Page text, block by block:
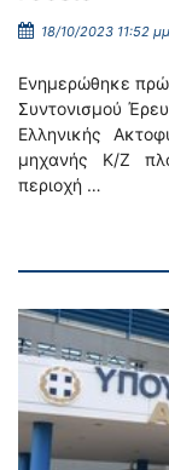
18/10/2023 11:52
Ενημερώθηκε
Συντονισμού
Ελληνικής
μηχανής Κ/Ζ
περιοχή …